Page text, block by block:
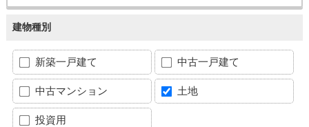
建物種別
新築一戸建て 中古一戸建て
中古マンション 土地
投資用